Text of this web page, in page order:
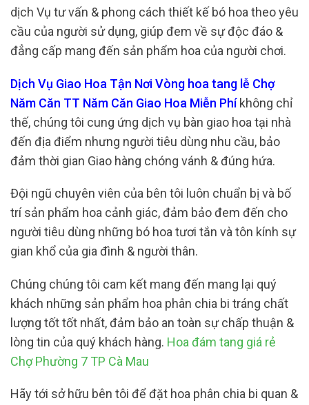
dịch Vụ tư vấn & phong cách thiết kế bó hoa theo yêu
cầu của người sử dụng, giúp đem về sự độc đáo &
đẳng cấp mang đến sản phẩm hoa của người chơi.
Dịch Vụ Giao Hoa Tận Nơi Vòng hoa tang lễ Chợ
Năm Căn TT Năm Căn Giao Hoa Miễn Phíkhông chỉ
thế, chúng tôi cung ứng dịch vụ bàn giao hoa tại nhà
đến địa điểm nhưng người tiêu dùng nhu cầu, bảo
đảm thời gian Giao hàng chóng vánh & đúng hứa.
Đội ngũ chuyên viên của bên tôi luôn chuẩn bị và bố
trí sản phẩm hoa cảnh giác, đảm bảo đem đến cho
người tiêu dùng những bó hoa tươi tắn và tôn kính sự
gian khổ của gia đình & người thân.
Chúng chúng tôi cam kết mang đến mang lại quý
khách những sản phẩm hoa phân chia bi tráng chất
lượng tốt tốt nhất, đảm bảo an toàn sự chấp thuận &
lòng tin của quý khách hàng. Hoa đám tang giá rẻ
Chợ Phường 7 TP Cà Mau
Hãy tới sở hữu bên tôi để đặt hoa phân chia bi quan &